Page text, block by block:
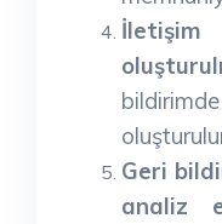
Geri
analiz